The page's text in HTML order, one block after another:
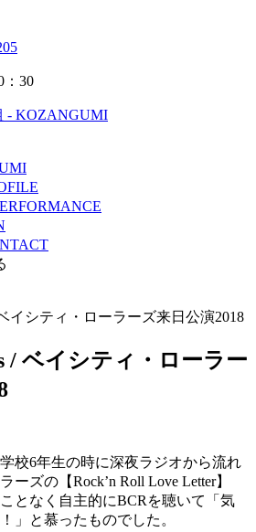
：30
- KOZANGUMI
イシティ・ローラーズ来日公演2018
/ ベイシティ・ローラー
校6年生の時に深夜ラジオから流れ
ズの【Rock’n Roll Love Letter】
となく自主的にBCRを聴いて「気
」と慕ったものでした。